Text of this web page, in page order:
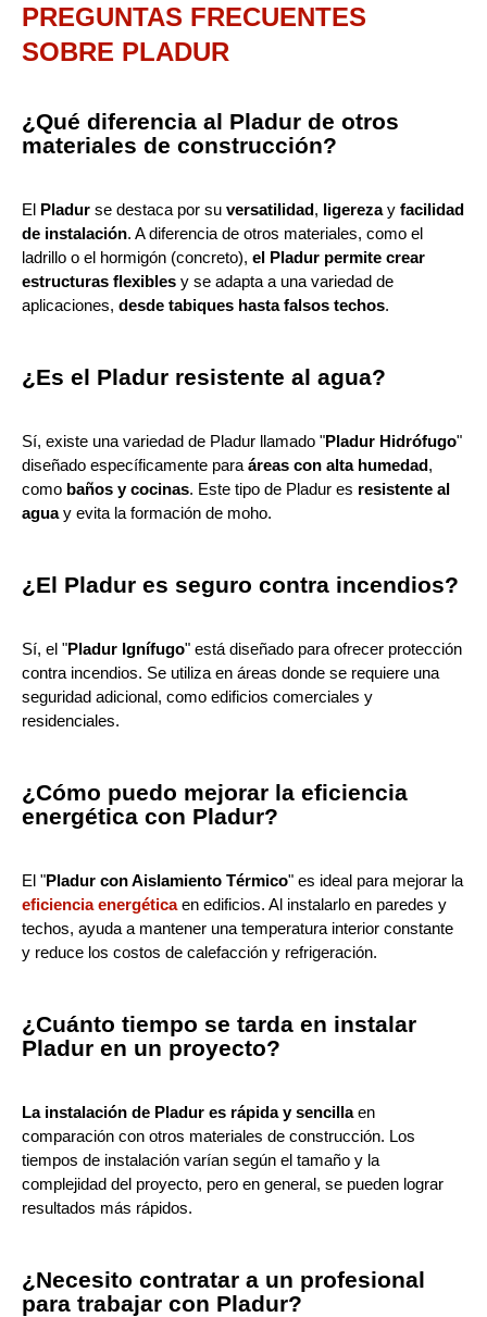
PREGUNTAS FRECUENTES
SOBRE PLADUR
¿Qué diferencia al Pladur de otros
materiales de construcción?
El Pladur se destaca por su versatilidad, ligerezay facilidad
de instalación. A diferencia de otros materiales, como el
ladrillo o el hormigón (concreto), el Pladur permite crear
estructuras flexibles y se adapta a una variedad de
aplicaciones, desde tabiques hasta falsos techos.
¿Es el Pladur resistente al agua?
Sí, existe una variedad de Pladur llamado "Pladur Hidrófugo"
diseñado específicamente para áreas con alta humedad,
como baños y cocinas. Este tipo de Pladur es resistente al
aguay evita la formación de moho.
¿El Pladur es seguro contra incendios?
Sí, el "Pladur Ignífugo" está diseñado para ofrecer protección
contra incendios. Se utiliza en áreas donde se requiere una
seguridad adicional, como edificios comerciales y
residenciales.
¿Cómo puedo mejorar la eficiencia
energética con Pladur?
El "Pladur con Aislamiento Térmico" es ideal para mejorar la
eficiencia energéticaen edificios. Al instalarlo en paredes y
techos, ayuda a mantener una temperatura interior constante
y reduce los costos de calefacción y refrigeración.
¿Cuánto tiempo se tarda en instalar
Pladur en un proyecto?
La instalación de Pladur es rápida y sencillaen
comparación con otros materiales de construcción. Los
tiempos de instalación varían según el tamaño y la
complejidad del proyecto, pero en general, se pueden lograr
resultados más rápidos.
¿Necesito contratar a un profesional
para trabajar con Pladur?